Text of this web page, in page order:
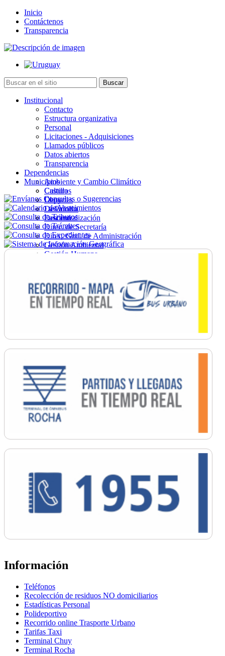
Inicio
Contáctenos
Transparencia
Institucional
Contacto
Estructura organizativa
Personal
Licitaciones - Adquisiciones
Llamados públicos
Datos abiertos
Transparencia
Dependencias
Ambiente y Cambio Climático
Cultura
Deportes
Desarrollo
Descentralización
Direc. de Secretaría
Direc. Gral. de Administración
Gestión Ambiental
Gestión Humana
Ordenamiento
Promoción Social
Salud
Secretaría General
Municipios
Castillos
Chuy
La Paloma
Lascano
Información
Teléfonos
Recolección de residuos NO domiciliarios
Estadísticas Personal
Polideportivo
Recorrido online Trasporte Urbano
Tarifas Taxi
Terminal Chuy
Terminal Rocha